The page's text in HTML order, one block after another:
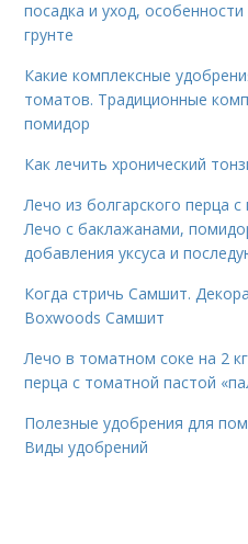
посадка и уход,
грунте
Какие комплексные
томатов. Традиционные
помидор
Как лечить хронический
Лечо из болгарского перца
Лечо с баклажанами,
добавления уксуса и
Когда стричь Самшит.
Boxwoods Самшит
Лечо в томатном соке на 2
перца с томатной пастой
Полезные удобрения для
Виды удобрений